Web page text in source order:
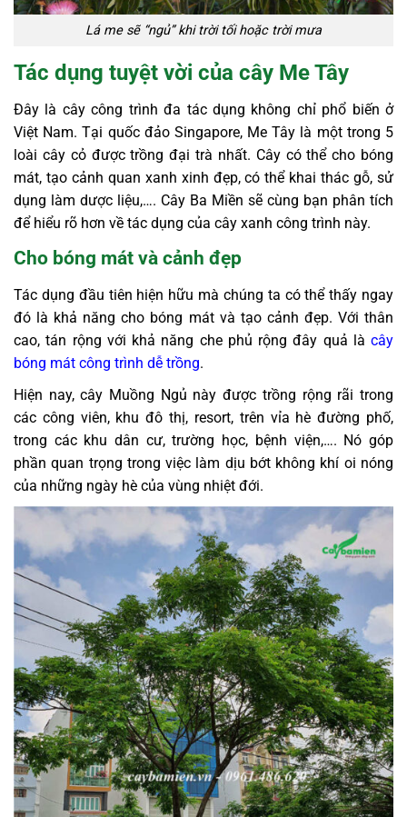
Lá me sẽ “ngủ” khi trời tối hoặc trời mưa
Tác dụng tuyệt vời của cây Me Tây
Đây là cây công trình đa tác dụng không chỉ phổ biến ở
Việt Nam. Tại quốc đảo Singapore, Me Tây là một trong 5
loài cây cỏ được trồng đại trà nhất. Cây có thể cho bóng
mát, tạo cảnh quan xanh xinh đẹp, có thể khai thác gỗ, sử
dụng làm dược liệu,…. Cây Ba Miền sẽ cùng bạn phân tích
để hiểu rõ hơn về tác dụng của cây xanh công trình này.
Cho bóng mát và cảnh đẹp
Tác dụng đầu tiên hiện hữu mà chúng ta có thể thấy ngay
đó là khả năng cho bóng mát và tạo cảnh đẹp. Với thân
cao, tán rộng với khả năng che phủ rộng đây quả là cây
bóng mát công trình dễ trồng.
Hiện nay, cây Muồng Ngủ này được trồng rộng rãi trong
các công viên, khu đô thị, resort, trên vỉa hè đường phố,
trong các khu dân cư, trường học, bệnh viện,…. Nó góp
phần quan trọng trong việc làm dịu bớt không khí oi nóng
của những ngày hè của vùng nhiệt đới.